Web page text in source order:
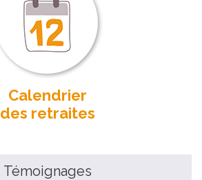
Calendrier
des retraites
Témoignages